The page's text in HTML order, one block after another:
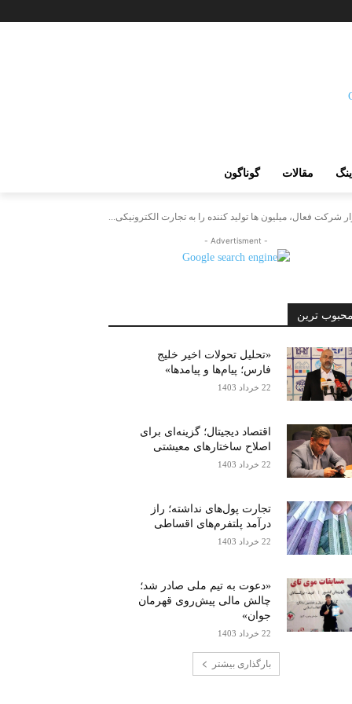
مقالات گوناگون
- Advertisment -
محبوب ترین
«تحلیل تحولات اخیر خلیج
فارس؛ پیام‌ها و پیامدها»
22 خرداد 1403
اقتصاد دیجیتال؛ گزینه‌ای برای
اصلاح ساختارهای معیشتی
22 خرداد 1403
تجارت پول‌های نداشته؛ راز
درآمد پلتفرم‌های اقساطی
22 خرداد 1403
«دعوت به تیم ملی صادر شد؛
چالش مالی پیش‌روی قهرمان
جوان»
22 خرداد 1403
بارگذاری بیشتر